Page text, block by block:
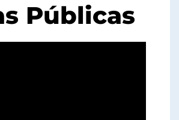
Públicas